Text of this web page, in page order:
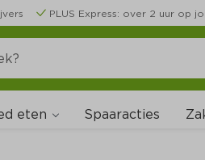
PLUS Express: over 2 uur op
eten Spaaracties